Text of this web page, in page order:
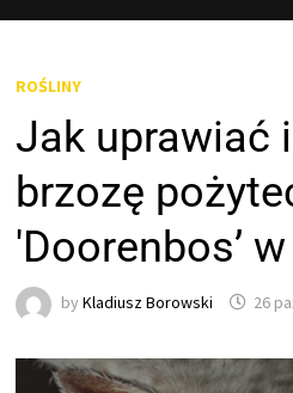
ROŚLINY
Jak uprawiać
brzozę
'Doorenbos’
byKladiusz Borowski 26